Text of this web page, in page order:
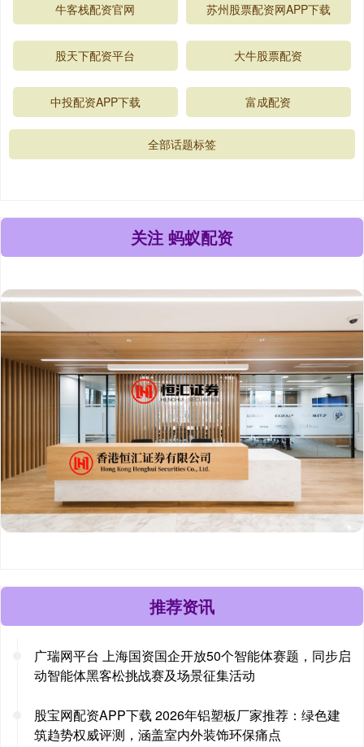
牛客栈配资官网 苏州股票配资网APP下载
股天下配资平台 大牛股票配资
中投配资APP下载 富成配资
全部话题标签
关注 蚂蚁配资
推荐资讯
广瑞网平台 上海国资国企开放50个智能体赛题，同步启
动智能体黑客松挑战赛及场景征集活动
股宝网配资APP下载 2026年铝塑板厂家推荐：绿色建
筑趋势权威评测，涵盖室内外装饰环保痛点